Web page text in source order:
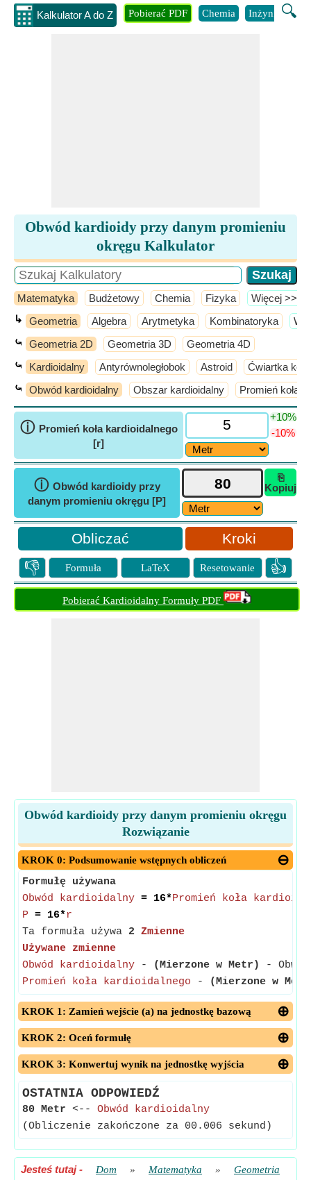
Kalkulator A do Z 🔍
Pobierać PDF Chemia Inżynieria
Obwód kardioidy przy danym promieniu
okręgu Kalkulator
Matematyka Budżetowy Chemia Fizyka ​Więcej >>
↳ Geometria Algebra Arytmetyka Kombinatoryka
⤿ Geometria 2D Geometria 3D Geometria 4D
⤿ Kardioidalny Antyrównoległobok Astroid Ćwiartka koła
⤿ Obwód kardioidalny Obszar kardioidalny Promień koła
ⓘ Promień koła kardioidalnego
[r]
+10%
-10%
ⓘ Obwód kardioidy przy
danym promieniu okręgu [P]
⎘
Kopiuj
Kroki
👎 Formuła LaTeX Resetowanie 👍
Pobierać Kardioidalny Formuły PDF
Obwód kardioidy przy danym promieniu okręgu
Rozwiązanie
KROK 0: Podsumowanie wstępnych obliczeń
Formułę używana
Obwód kardioidalny = 16*Promień koła
P = 16*r
Ta formuła używa 2 Zmienne
Używane zmienne
Obwód kardioidalny - (Mierzone w Metr)
-
Promień koła kardioidalnego - (Mierzone w
KROK 1: Zamień wejście (a) na jednostkę bazową
KROK 2: Oceń formułę
KROK 3: Konwertuj wynik na jednostkę wyjścia
OSTATNIA ODPOWIEDŹ
80 Metr <-- Obwód kardioidalny
(Obliczenie zakończone za 00.006 sekund)
Jesteś tutaj- Dom » Matematyka »
Geometria